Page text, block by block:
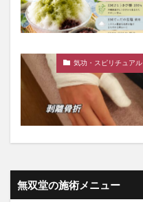
気功・スピリチュアル
無双堂の施術メニュー